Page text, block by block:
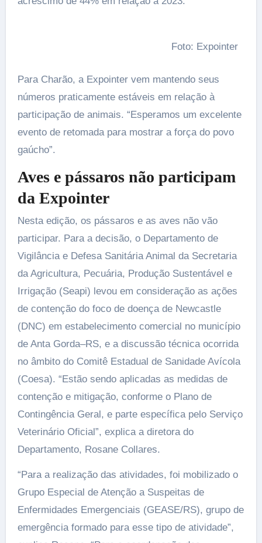
Foto: Expointer
Para Charão, a Expointer vem mantendo seus
números praticamente estáveis em relação à
participação de animais. “Esperamos um excelente
evento de retomada para mostrar a força do povo
gaúcho”.
Aves e pássaros não participam
da Expointer
Nesta edição, os pássaros e as aves não vão
participar. Para a decisão, o Departamento de
Vigilância e Defesa Sanitária Animal da Secretaria
da Agricultura, Pecuária, Produção Sustentável e
Irrigação (Seapi) levou em consideração as ações
de contenção do foco de doença de Newcastle
(DNC) em estabelecimento comercial no município
de Anta Gorda–RS, e a discussão técnica ocorrida
no âmbito do Comitê Estadual de Sanidade Avícola
(Coesa). “Estão sendo aplicadas as medidas de
contenção e mitigação, conforme o Plano de
Contingência Geral, e parte específica pelo Serviço
Veterinário Oficial”, explica a diretora do
Departamento, Rosane Collares.
“Para a realização das atividades, foi mobilizado o
Grupo Especial de Atenção a Suspeitas de
Enfermidades Emergenciais (GEASE/RS), grupo de
emergência formado para esse tipo de atividade”,